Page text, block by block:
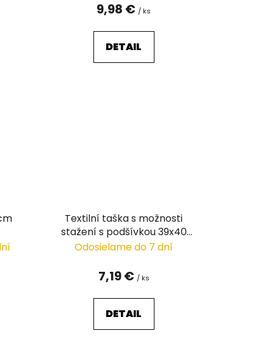
9,98 € / ks
DETAIL
Textilní taška s možnosti
stažení s podšívkou 39x40
cm
Odosielame do 7 dní
7,19 € / ks
DETAIL